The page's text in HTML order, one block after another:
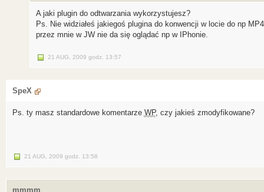
A jaki plugin do odtwarzania wykorzystujesz?
Ps. Nie widziałeś jakiegoś plugina do konwencji w locie do np
przez mnie w JW nie da się oglądać np w IPhonie.
21 AUG, 2009 godz. 13:57
SpeX
Ps. ty masz standardowe komentarze WP, czy jakieś zmodyfikowane?
21 AUG, 2009 godz. 13:58
mmmm